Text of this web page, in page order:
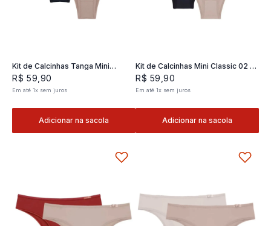
Kit de Calcinhas Tanga Mini
Classic 02- 2 und
R$ 59 90
Em até1x sem juros
Adicionar na sacola
Kit de Calcinhas Mini Classic 02 -
2 und
R$ 59 ,90
Em até 1x sem juros
Adicionar na sacola